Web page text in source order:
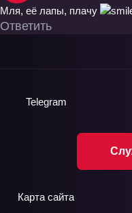
Мля, её лапы, плачу
Ответить
Telegram
Карта сайта